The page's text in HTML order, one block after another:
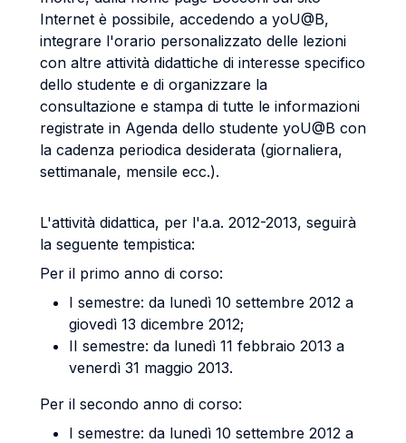
Internet è possibile, accedendo a yoU@B,
integrare l'orario personalizzato delle lezioni
con altre attività didattiche di interesse specifico
dello studente e di organizzare la
consultazione e stampa di tutte le informazioni
registrate in Agenda dello studente yoU@B con
la cadenza periodica desiderata (giornaliera,
settimanale, mensile ecc.).
L'attività didattica, per l'a.a. 2012-2013, seguirà
la seguente tempistica:
Per il primo anno di corso:
I semestre: da lunedì 10 settembre 2012 a
giovedì 13 dicembre 2012;
II semestre: da lunedì 11 febbraio 2013 a
venerdì 31 maggio 2013.
Per il secondo anno di corso:
I semestre: da lunedì 10 settembre 2012 a